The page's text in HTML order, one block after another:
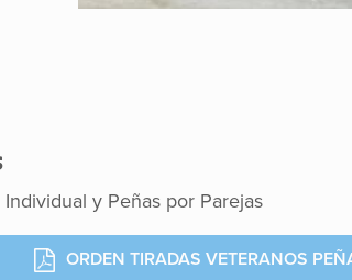
y Peñas por Parejas
ORDEN TIRADAS VETERANOS